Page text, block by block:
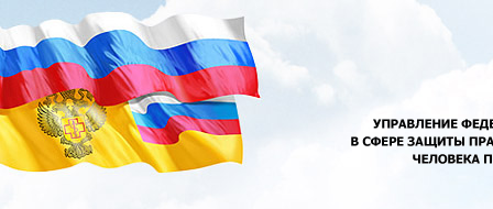
Перейти к основному содержанию